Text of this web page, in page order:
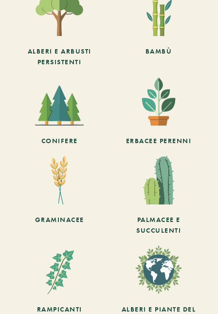
ALBERI E ARBUSTI
PERSISTENTI
BAMBÙ
CONIFERE ERBACEE PERENNI
GRAMINACEE
PALMACEE E
SUCCULENTI
RAMPICANTI
ALBERI E PIANTE DEL